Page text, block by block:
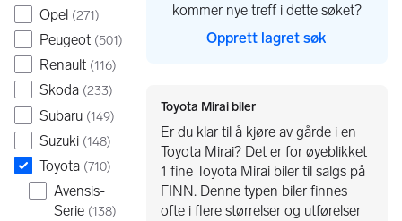
Opel (271)
Peugeot (501)
Renault (116)
Skoda (233)
Subaru (149)
Suzuki (148)
Toyota (710)
Avensis-
Serie (138)
kommer nye treff i dette søket?
Opprett lagret søk
Toyota Mirai biler
Er du klar til å kjøre av gårde i en
Toyota Mirai? Det er for øyeblikket
1 fine Toyota Mirai biler til salgs på
FINN. Denne typen biler finnes
ofte i flere størrelser og utførelser